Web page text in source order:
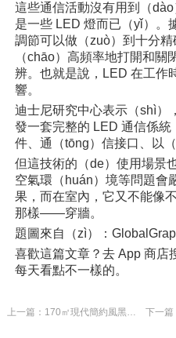
這些通信活動沒有用到（
是一些 LED 燈而已（yǐ）。
調節可以做（zuò）到十分
（chāo）高頻率地打開和關
辨。也就是說，LED 在工作
響。
迪士尼研究中心表示（shì）
發一套完整的 LED 通信係統
件、通（tōng）信接口、以
但這技術的（de）使用場景
空氣環（huán）境等問題會
果，而在室內，它又不能像
那樣——穿牆。
題圖來自（zì）：
喜歡這篇文章？去 App 商店
每天看點不一樣的。
上一篇：170㎡現代簡約風黑白灰設計 打造高級時尚（shàng）空間！